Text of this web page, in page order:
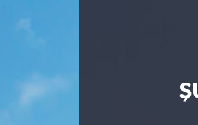
Haber Arşivi